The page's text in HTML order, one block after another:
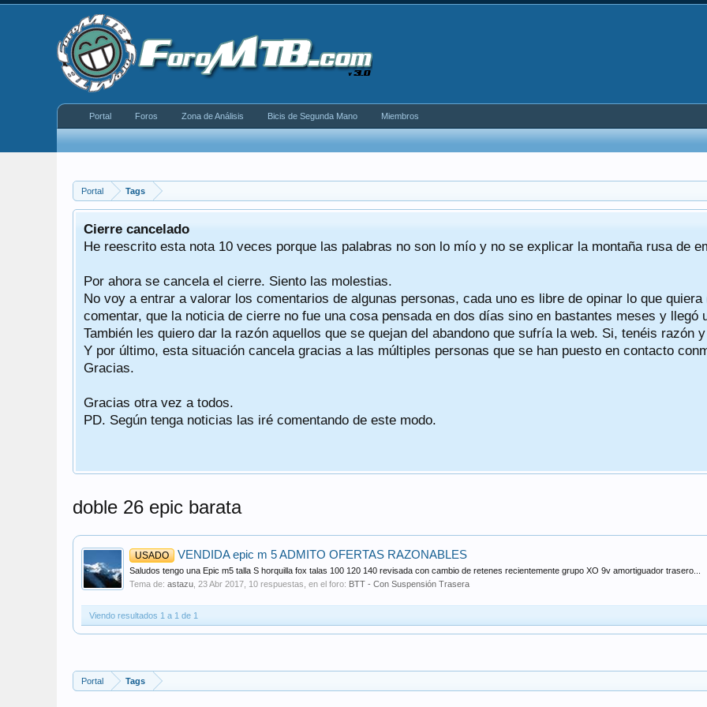
Portal Tags
Cierre cancelado
He reescrito esta nota 10 veces porque las palabras no son lo mío y no se explicar la montaña rusa de
Por ahora se cancela el cierre. Siento las molestias.
No voy a entrar a valorar los comentarios de algunas personas, cada uno es libre de opinar lo que
comentar, que la noticia de cierre no fue una cosa pensada en dos días sino en bastantes meses y llegó
También les quiero dar la razón aquellos que se quejan del abandono que sufría la web. Si, tenéis razón
Y por último, esta situación cancela gracias a las múltiples personas que se han puesto en contacto
Gracias.
Gracias otra vez a todos.
PD. Según tenga noticias las iré comentando de este modo.
doble 26 epic barata
USADO VENDIDA epic m 5 ADMITO OFERTAS RAZONABLES
Saludos tengo una Epic m5 talla S horquilla fox talas 100 120 140 revisada con cambio de retenes recientemente grupo XO 9v amortiguador trasero...
Tema de: astazu 23 Abr 2017 , 10 respuestas, en el foro: BTT - Con Suspensión Trasera
Viendo resultados 1 a 1 de 1
Portal Tags
Portal Foros Zona de Análisis Bicis de Segunda Mano Miembros